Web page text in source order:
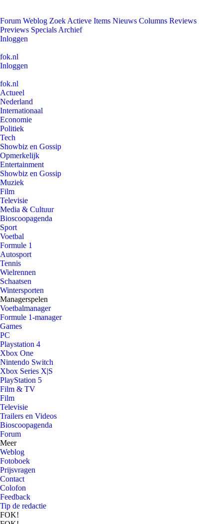
Forum Weblog Zoek Actieve Items Nieuws Columns Reviews
Previews Specials Archief
Inloggen
fok.nl
Inloggen
fok.nl
Actueel
Nederland
Internationaal
Economie
Politiek
Tech
Showbiz en Gossip
Opmerkelijk
Entertainment
Showbiz en Gossip
Muziek
Film
Televisie
Media & Cultuur
Bioscoopagenda
Sport
Voetbal
Formule 1
Autosport
Tennis
Wielrennen
Schaatsen
Wintersporten
Managerspelen
Voetbalmanager
Formule 1-manager
Games
PC
Playstation 4
Xbox One
Nintendo Switch
Xbox Series X|S
PlayStation 5
Film & TV
Film
Televisie
Trailers en Videos
Bioscoopagenda
Forum
Meer
Weblog
Fotoboek
Prijsvragen
Contact
Colofon
Feedback
Tip de redactie
FOK!